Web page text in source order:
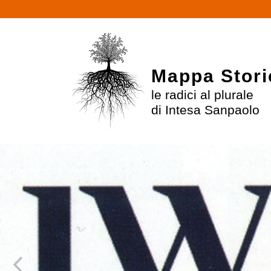
Mappa
le radici al plurale
di Intesa Sanpaolo